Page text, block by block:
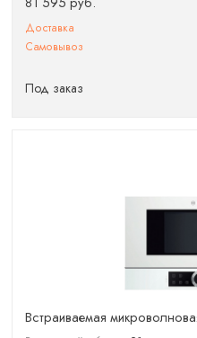
Доставка
Самовывоз
Под заказ
Встраиваемая